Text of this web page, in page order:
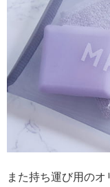
また持ち運び用の